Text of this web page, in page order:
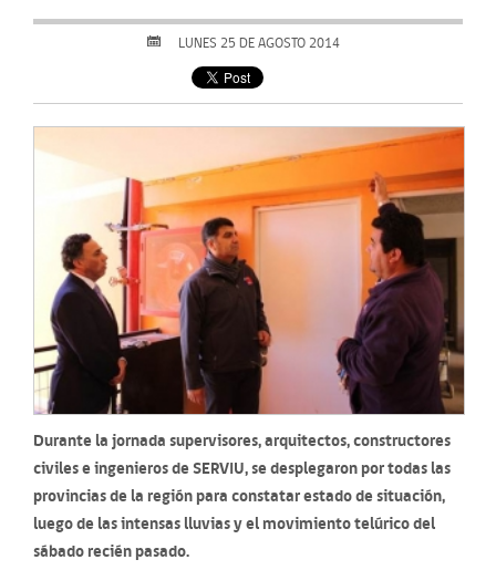
LUNES 25 DE AGOSTO 2014
Durante la jornada supervisores, arquitectos, constructores
civiles e ingenieros de SERVIU, se desplegaron por todas las
provincias de la región para constatar estado de situación,
luego de las intensas lluvias y el movimiento telúrico del
sábado recién pasado.